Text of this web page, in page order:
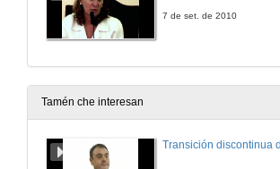
7 de set. de 2010
Tamén che interesan